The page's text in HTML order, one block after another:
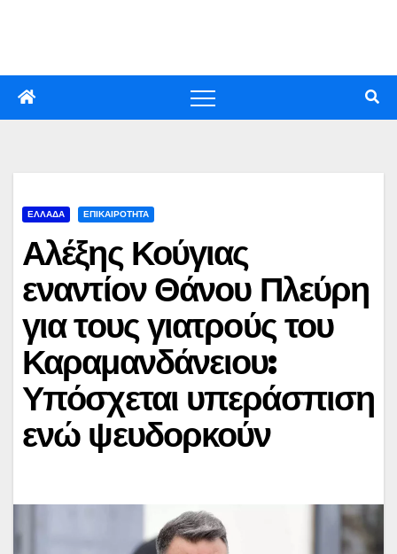
ΕΛΛΑΔΑ ΕΠΙΚΑΙΡΟΤΗΤΑ
Αλέξης Κούγιας
εναντίον Θάνου Πλεύρη
για τους γιατρούς του
Καραμανδάνειου:
Υπόσχεται υπεράσπιση
ενώ ψευδορκούν